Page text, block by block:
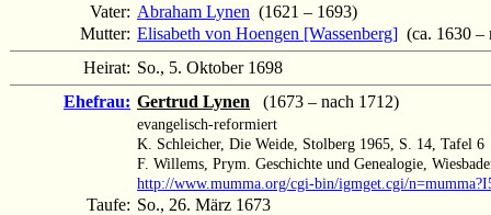
Vater: Abraham Lynen (1621 – 1693)
Mutter: Elisabeth von Hoengen [Wassenberg] (ca. 1630 –
Heirat: So., 5. Oktober 1698
Ehefrau: Gertrud Lynen (1673 – nach 1712)
evangelisch-reformiert
K. Schleicher, Die Weide, Stolberg 1965, S. 14, Tafel 6
F. Willems, Prym. Geschichte und Genealogie,
http://www.mumma.org/cgi-bin/igmget.cgi/
Taufe: So., 26. März 1673